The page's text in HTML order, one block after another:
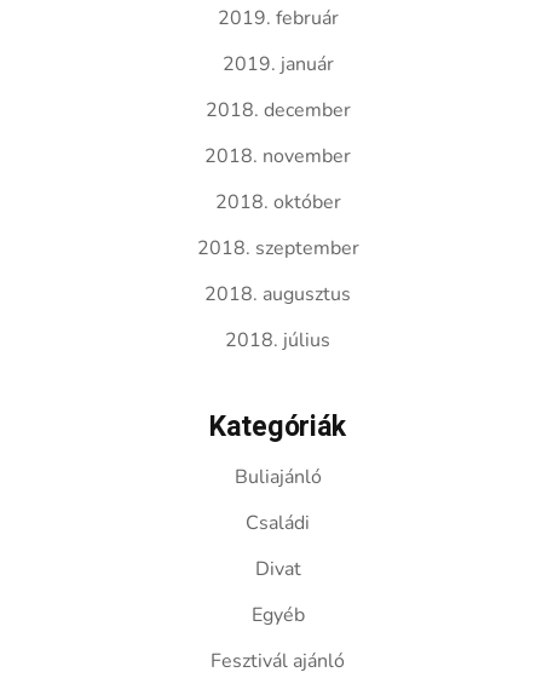
2019. február
2019. január
2018. december
2018. november
2018. október
2018. szeptember
2018. augusztus
2018. július
Kategóriák
Buliajánló
Családi
Divat
Egyéb
Fesztivál ajánló